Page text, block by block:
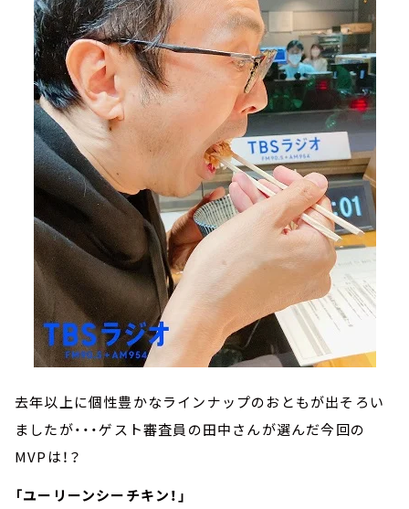
去年以上に個性豊かなラインナップのおともが出そろい
ましたが・・・ゲスト審査員の田中さんが選んだ今回の
MVPは！？
「ユーリーンシーチキン！」